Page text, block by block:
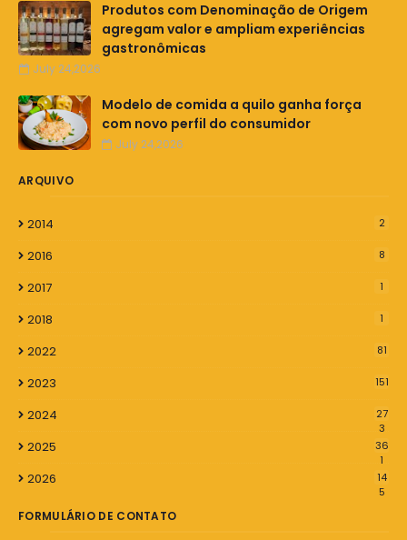
Produtos com Denominação de Origem
agregam valor e ampliam experiências
gastronômicas
July 24,2026
Modelo de comida a quilo ganha força
com novo perfil do consumidor
July 24,2026
ARQUIVO
2014 2
2016 8
2017 1
2018 1
2022 81
2023 151
2024
27
3
2025
36
1
2026
14
5
FORMULÁRIO DE CONTATO